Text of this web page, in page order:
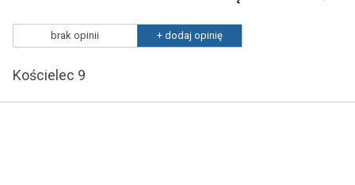
brak opinii + dodaj opinię
Kościelec 9